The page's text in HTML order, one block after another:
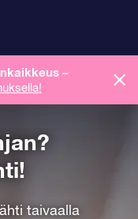
–
taivaalla